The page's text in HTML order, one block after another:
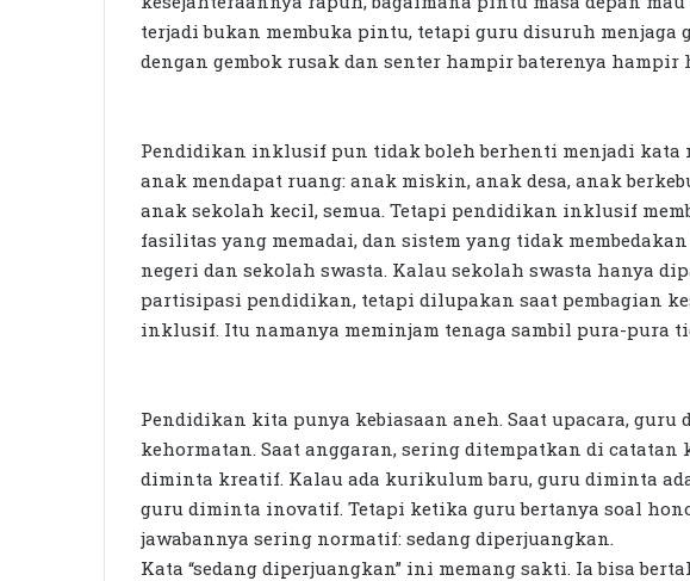
terjadi bukan membuka pintu, tetapi guru disuruh menjaga
dengan gembok rusak dan senter hampir baterenya hampir
Pendidikan inklusif pun tidak boleh berhenti menjadi kata
anak mendapat ruang: anak miskin, anak desa, anak
anak sekolah kecil, semua. Tetapi pendidikan inklusif
fasilitas yang memadai, dan sistem yang tidak
negeri dan sekolah swasta. Kalau sekolah swasta hanya
partisipasi pendidikan, tetapi dilupakan saat pembagian
inklusif. Itu namanya meminjam tenaga sambil pura-pura
Pendidikan kita punya kebiasaan aneh. Saat upacara, guru
kehormatan. Saat anggaran, sering ditempatkan di catatan
diminta kreatif. Kalau ada kurikulum baru, guru diminta
guru diminta inovatif. Tetapi ketika guru bertanya soal
jawabannya sering normatif: sedang diperjuangkan.
Kata “sedang diperjuangkan” ini memang sakti. Ia bisa